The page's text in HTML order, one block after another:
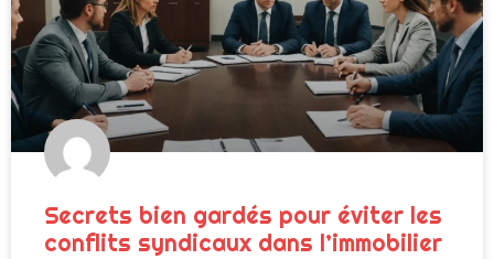
Secrets bien gardés pour éviter les
conflits syndicaux dans l’immobilier